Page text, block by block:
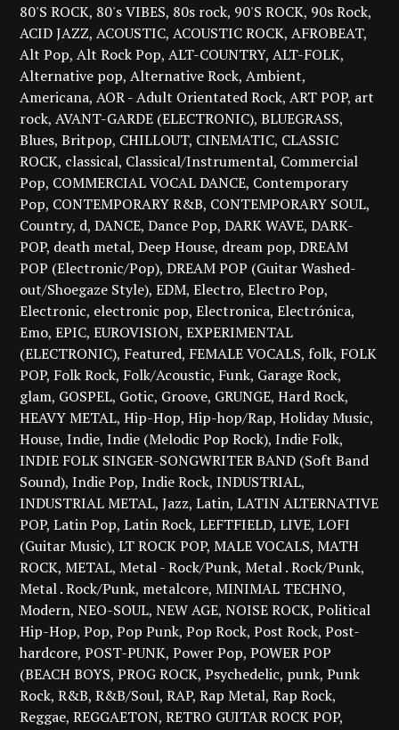
80'S ROCK 80's VIBES 80s rock 90'S ROCK 90s Rock
ACID JAZZ ACOUSTIC ACOUSTIC ROCK AFROBEAT
Alt Pop Alt Rock Pop ALT-COUNTRY ALT-FOLK
Alternative pop Alternative Rock Ambient
Americana AOR - Adult Orientated Rock ART POP art
rock AVANT-GARDE (ELECTRONIC) BLUEGRASS
Blues Britpop CHILLOUT CINEMATIC CLASSIC
ROCK classical Classical/Instrumental Commercial
Pop COMMERCIAL VOCAL DANCE Contemporary
Pop CONTEMPORARY R&B CONTEMPORARY SOUL
Country d DANCE Dance Pop DARK WAVE DARK-
POP death metal Deep House dream pop DREAM
POP (Electronic/Pop) DREAM POP (Guitar Washed-
out/Shoegaze Style) EDM Electro Electro Pop
Electronic electronic pop Electronica Electrónica
Emo EPIC EUROVISION EXPERIMENTAL
(ELECTRONIC) Featured FEMALE VOCALS folk FOLK
POP Folk Rock Folk/Acoustic Funk Garage Rock
glam GOSPEL Gotic Groove GRUNGE Hard Rock
HEAVY METAL Hip-Hop Hip-hop/Rap Holiday Music
House Indie Indie (Melodic Pop Rock) Indie Folk
INDIE FOLK SINGER-SONGWRITER BAND (Soft Band
Sound) Indie Pop Indie Rock INDUSTRIAL
INDUSTRIAL METAL Jazz Latin LATIN ALTERNATIVE
POP Latin Pop Latin Rock LEFTFIELD LIVE LOFI
(Guitar Music) LT ROCK POP MALE VOCALS MATH
ROCK METAL Metal - Rock/Punk Metal . Rock/Punk
Metal . Rock/Punk metalcore MINIMAL TECHNO
Modern NEO-SOUL NEW AGE NOISE ROCK Political
Hip-Hop Pop Pop Punk Pop Rock Post Rock Post-
hardcore POST-PUNK Power Pop POWER POP
(BEACH BOYS PROG ROCK Psychedelic punk Punk
Rock R&B R&B/Soul RAP Rap Metal Rap Rock
Reggae REGGAETON RETRO GUITAR ROCK POP